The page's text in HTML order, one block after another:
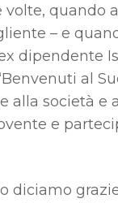
volte, quando
– e
dipendente
al
alla società e
e
diciamo